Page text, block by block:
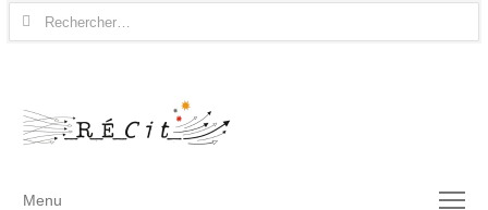
Rechercher :
Menu
Menu